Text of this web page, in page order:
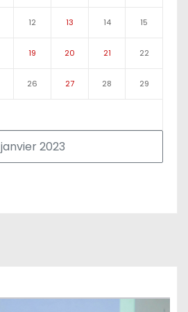
janvier 2023
12 13 14 15
19 20 21 22
26 27 28 29